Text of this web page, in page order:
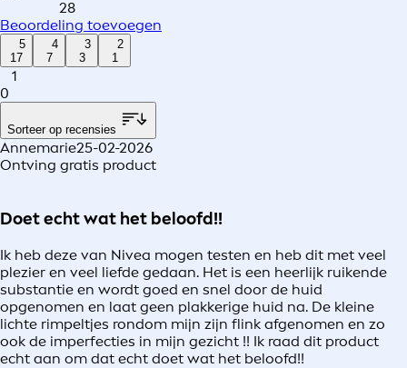
28
Beoordeling toevoegen
5
17
4
7
3
3
2
1
1
0
Sorteer op recensies
Annemarie25-02-2026
Ontving gratis product
Doet echt wat het beloofd!!
Ik heb deze van Nivea mogen testen en heb dit met veel
plezier en veel liefde gedaan. Het is een heerlijk ruikende
substantie en wordt goed en snel door de huid
opgenomen en laat geen plakkerige huid na. De kleine
lichte rimpeltjes rondom mijn zijn flink afgenomen en zo
ook de imperfecties in mijn gezicht !! Ik raad dit product
echt aan om dat echt doet wat het beloofd!!